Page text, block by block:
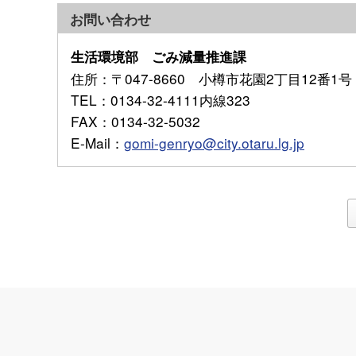
お問い合わせ
生活環境部 ごみ減量推進課
住所 ：〒047-8660 小樽市花園2丁目12番1号
TEL ：0134-32-4111内線323
FAX ：0134-32-5032
E-Mail ： gomi-genryo@city.otaru.lg.jp